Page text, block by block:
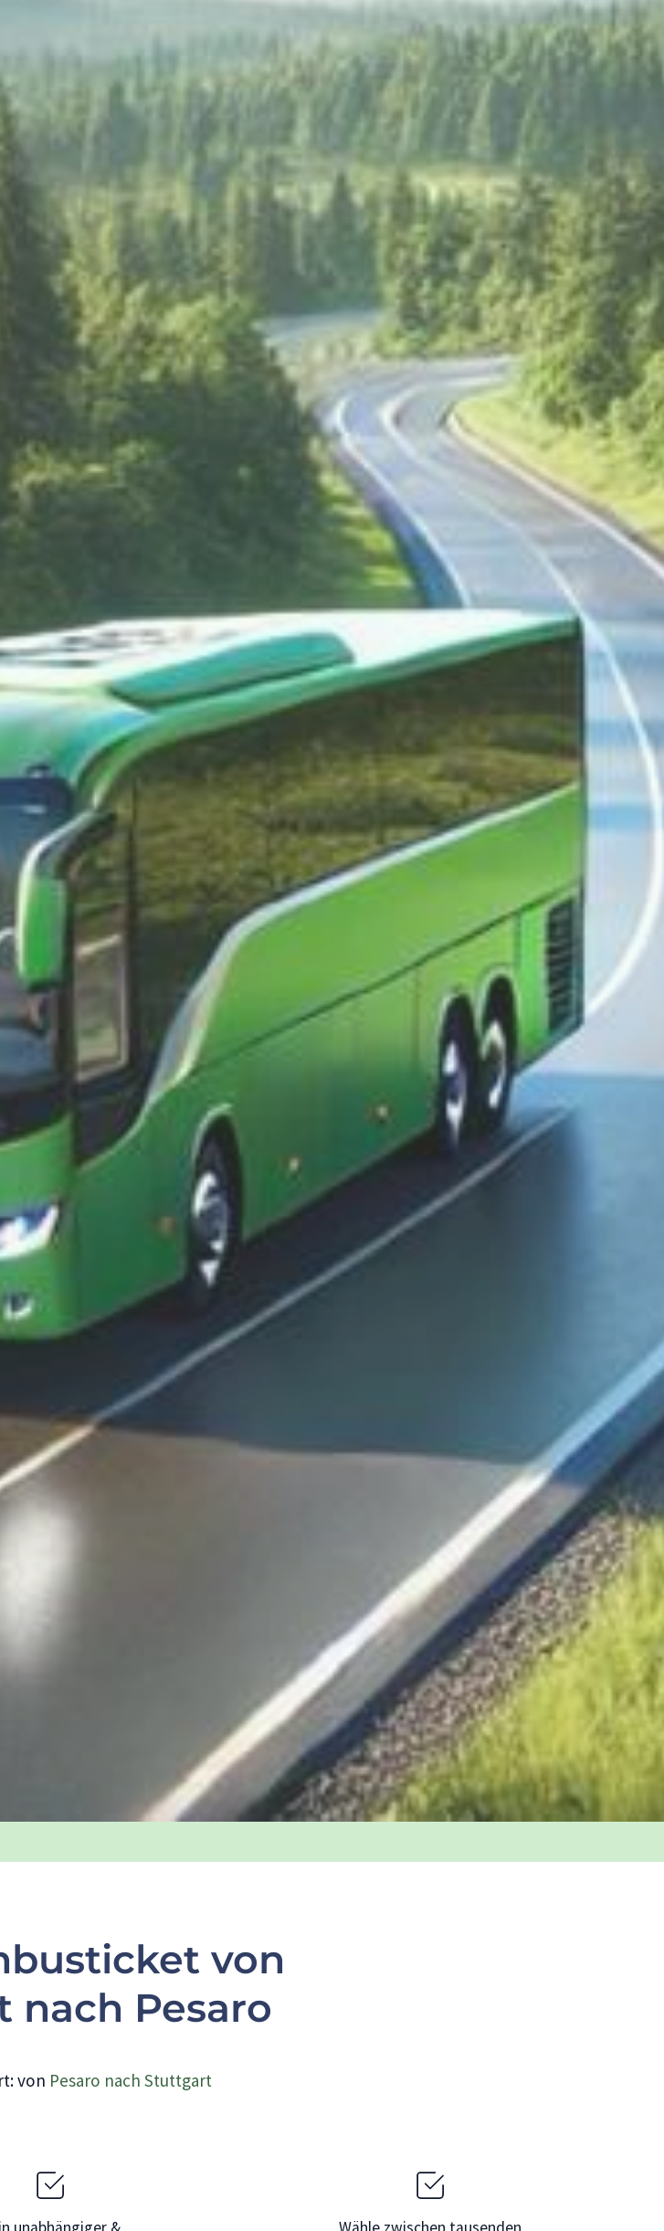
von
nach Pesaro
von Pesaro nach Stuttgart